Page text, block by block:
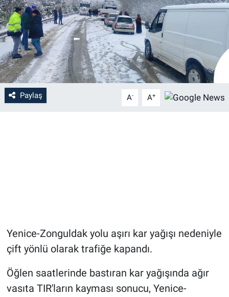
Paylaş A- A+
Yenice-Zonguldak yolu aşırı kar yağışı nedeniyle
çift yönlü olarak trafiğe kapandı.
Öğlen saatlerinde bastıran kar yağışında ağır
vasıta TIR'ların kayması sonucu, Yenice-